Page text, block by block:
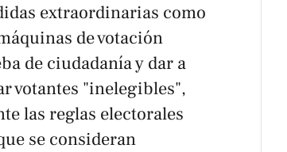
extraordinarias como
de votación
de ciudadanía y dar a
votantes "inelegibles",
las reglas electorales
se consideran